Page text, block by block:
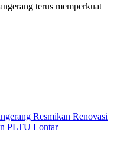
terus memperkuat
Resmikan Renovasi
PLTU Lontar